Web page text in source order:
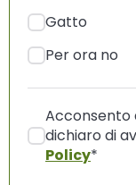
Gatto
Per ora no
Acconsento
dichiaro di
Policy*